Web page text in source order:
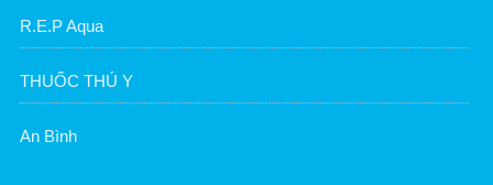
R.E.P Aqua
THUỐC THÚ Y
An Bình